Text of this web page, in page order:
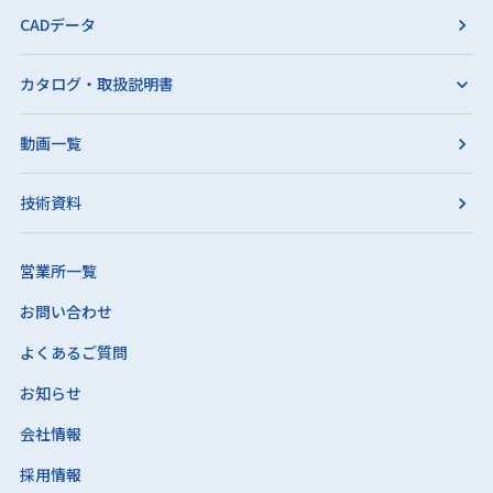
CADデータ
カタログ・取扱説明書
動画一覧
技術資料
営業所一覧
お問い合わせ
よくあるご質問
お知らせ
会社情報
採用情報